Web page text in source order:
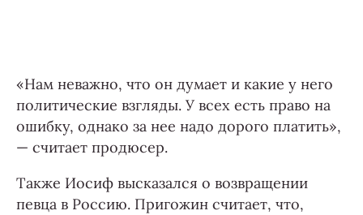
«Нам неважно, что он думает и какие у него
политические взгляды. У всех есть право на
ошибку, однако за нее надо дорого платить»,
— считает продюсер.
Также Иосиф высказался о возвращении
певца в Россию. Пригожин считает, что,